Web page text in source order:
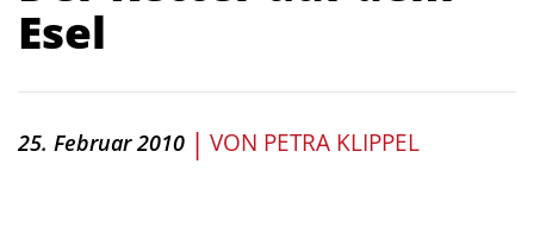
Esel
25. Februar 2010 | VON PETRA KLIPPEL